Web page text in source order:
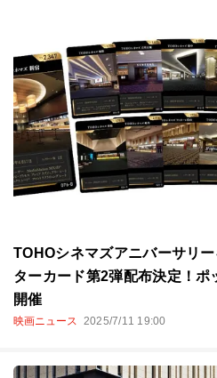
TOHOシネマズアニバーサリ
ターカード第2弾配布決定！ポ
開催
映画ニュース 2025/7/11 19:00